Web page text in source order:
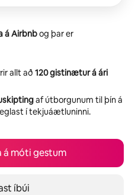
á Airbnbog þar er
allt að 120 gistinætur á ári
af útborgunum til þín á
í tekjuáætluninni.
á móti gestum
íbúi